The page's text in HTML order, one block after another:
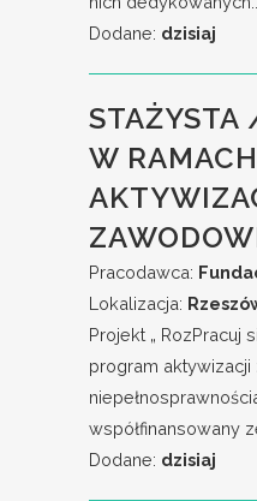
Dodane: dzisiaj
STAŻYSTA
W
Pracodawca:
Lokalizacja:
Projekt „ RozPracuj
program
współfinansowany
Dodane: dzisiaj